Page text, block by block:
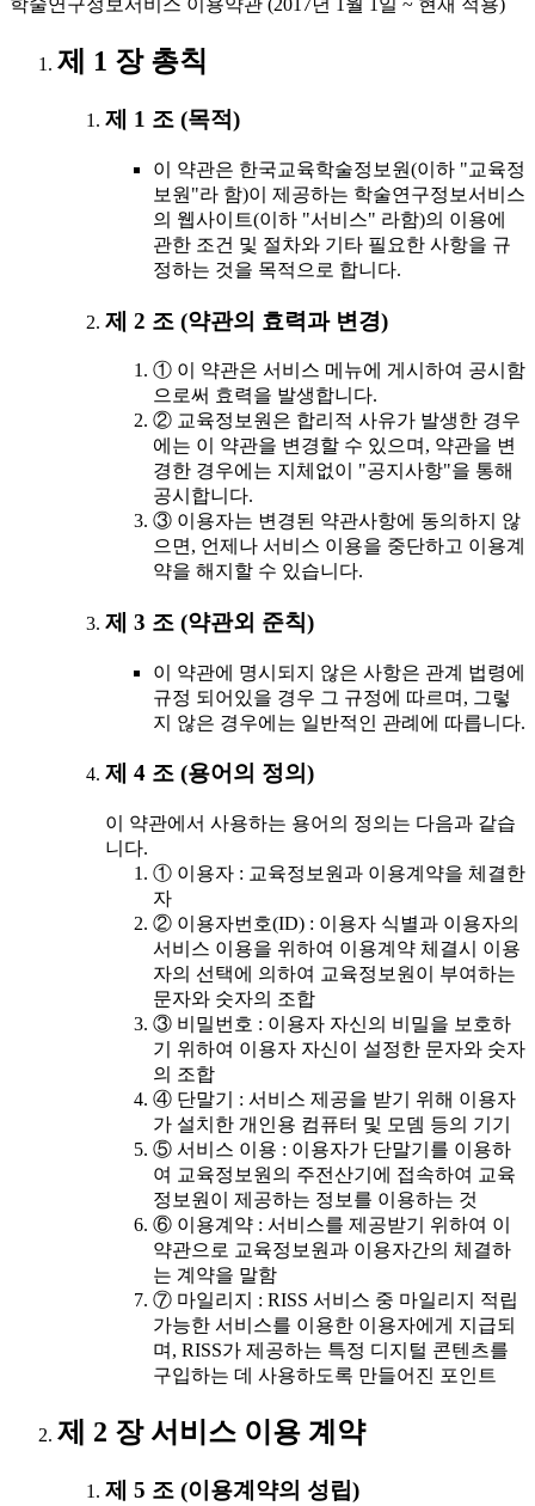
학술연구정보서비스 이용약관 (2017년 1월 1일 ~ 현재 적용)
제 1 장 총칙
제 1 조 (목적)
이 약관은 한국교육학술정보원(이하 "교육정
보원"라 함)이 제공하는 학술연구정보서비스
의 웹사이트(이하 "서비스" 라함)의 이용에
관한 조건 및 절차와 기타 필요한 사항을 규
정하는 것을 목적으로 합니다.
제 2 조 (약관의 효력과 변경)
① 이 약관은 서비스 메뉴에 게시하여 공시함
으로써 효력을 발생합니다.
② 교육정보원은 합리적 사유가 발생한 경우
에는 이 약관을 변경할 수 있으며, 약관을 변
경한 경우에는 지체없이 "공지사항"을 통해
공시합니다.
③ 이용자는 변경된 약관사항에 동의하지 않
으면, 언제나 서비스 이용을 중단하고 이용계
약을 해지할 수 있습니다.
제 3 조 (약관외 준칙)
이 약관에 명시되지 않은 사항은 관계 법령에
규정 되어있을 경우 그 규정에 따르며, 그렇
지 않은 경우에는 일반적인 관례에 따릅니다.
제 4 조 (용어의 정의)
이 약관에서 사용하는 용어의 정의는 다음과 같습
니다.
① 이용자 : 교육정보원과 이용계약을 체결한
자
② 이용자번호(ID) : 이용자 식별과 이용자의
서비스 이용을 위하여 이용계약 체결시 이용
자의 선택에 의하여 교육정보원이 부여하는
문자와 숫자의 조합
③ 비밀번호 : 이용자 자신의 비밀을 보호하
기 위하여 이용자 자신이 설정한 문자와 숫자
의 조합
④ 단말기 : 서비스 제공을 받기 위해 이용자
가 설치한 개인용 컴퓨터 및 모뎀 등의 기기
⑤ 서비스 이용 : 이용자가 단말기를 이용하
여 교육정보원의 주전산기에 접속하여 교육
정보원이 제공하는 정보를 이용하는 것
⑥ 이용계약 : 서비스를 제공받기 위하여 이
약관으로 교육정보원과 이용자간의 체결하
는 계약을 말함
⑦ 마일리지 : RISS 서비스 중 마일리지 적립
가능한 서비스를 이용한 이용자에게 지급되
며, RISS가 제공하는 특정 디지털 콘텐츠를
구입하는 데 사용하도록 만들어진 포인트
제 2 장 서비스 이용 계약
제 5 조 (이용계약의 성립)